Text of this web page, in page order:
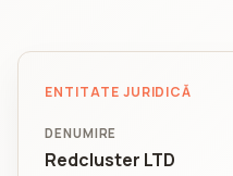
ENTITATE JURIDICĂ
DENUMIRE
Redcluster LTD